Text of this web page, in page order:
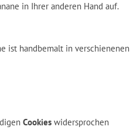
in Ihrer anderen Hand auf.
ist handbemalt in verschienenen
Cookieswidersprochen